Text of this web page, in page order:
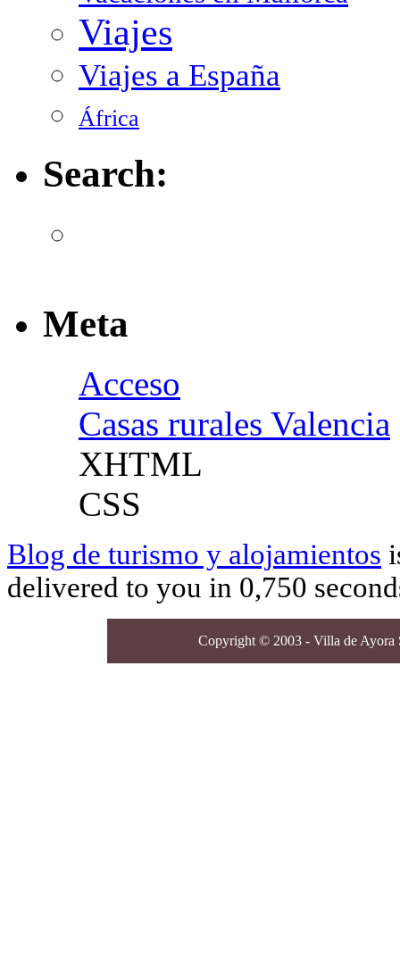
Viajes
Viajes a España
África
Search:
Meta
Acceso
Casas rurales Valencia
XHTML
CSS
Blog de turismo y alojamientos
delivered to you in 0,750
Copyright © 2003 - Villa de Ayora